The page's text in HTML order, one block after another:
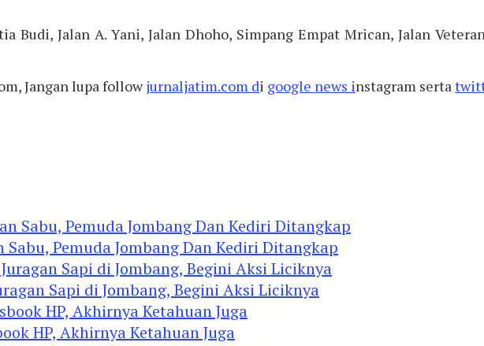
Budi, Jalan A. Yani, Jalan Dhoho, Simpang Empat Mrican, Jalan
Jangan lupa followjurnaljatim.com di google news instagram serta
Pemuda Jombang Dan Kediri Ditangkap
Sapi di Jombang, Begini Aksi Liciknya
HP, Akhirnya Ketahuan Juga